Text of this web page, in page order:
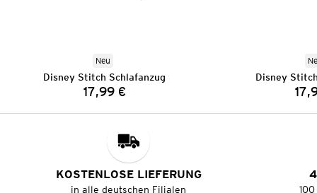
Neu
Disney Stitch Schlafanzug
Preis:
17,99 €
Disney
KOSTENLOSE LIEFERUNG
in alle deutschen Filialen